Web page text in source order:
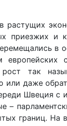
растущих
приезжих и
в
так
даже
Швеция
–
границ. На